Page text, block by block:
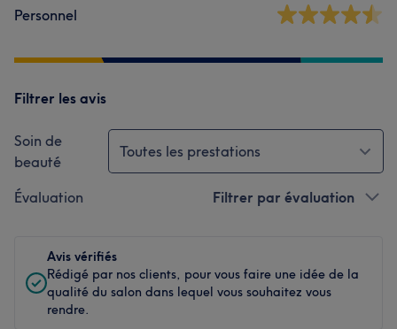
Personnel
Filtrer les avis
Soin de
beauté
Toutes les prestations
Évaluation Filtrer par évaluation
Avis vérifiés
Rédigé par nos clients, pour vous faire une idée de la
qualité du salon dans lequel vous souhaitez vous
rendre.